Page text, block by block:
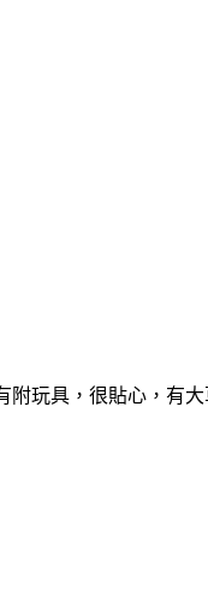
玩具，很貼心，有